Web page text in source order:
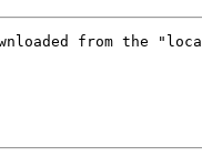
from the